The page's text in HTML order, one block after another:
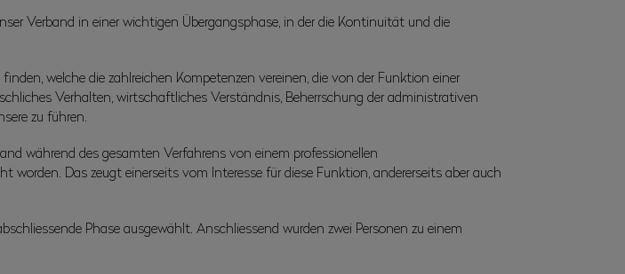
Verband in einer wichtigen Übergangsphase, in der die Kontinuität und die
welche die zahlreichen Kompetenzen vereinen, die von der Funktion einer
Verhalten, wirtschaftliches Verständnis, Beherrschung der administrativen
zu führen.
während des gesamten Verfahrens von einem professionellen
Das zeugt einerseits vom Interesse für diese Funktion, andererseits aber auch
Phase ausgewählt. Anschliessend wurden zwei Personen zu einem